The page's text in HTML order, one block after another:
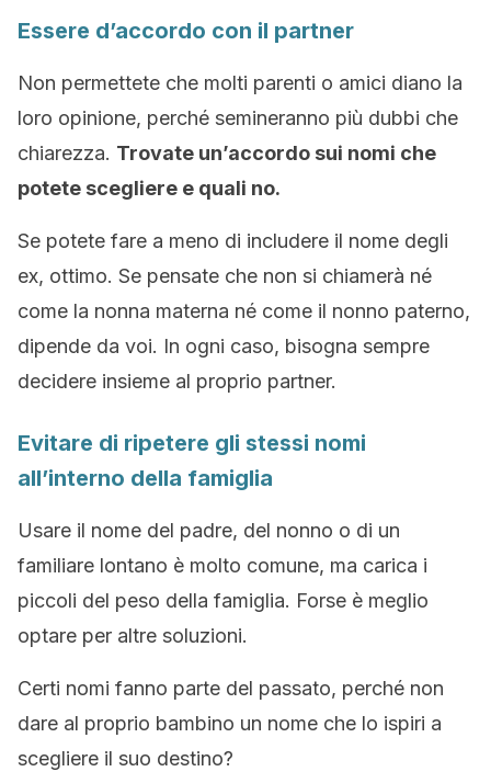
Essere d’accordo con il partner
Non permettete che molti parenti o amici diano la
loro opinione, perché semineranno più dubbi che
chiarezza. Trovate un’accordo sui nomi che
potete scegliere e quali no.
Se potete fare a meno di includere il nome degli
ex, ottimo. Se pensate che non si chiamerà né
come la nonna materna né come il nonno paterno,
dipende da voi. In ogni caso, bisogna sempre
decidere insieme al proprio partner.
Evitare di ripetere gli stessi nomi
all’interno della famiglia
Usare il nome del padre, del nonno o di un
familiare lontano è molto comune, ma carica i
piccoli del peso della famiglia. Forse è meglio
optare per altre soluzioni.
Certi nomi fanno parte del passato, perché non
dare al proprio bambino un nome che lo ispiri a
scegliere il suo destino?